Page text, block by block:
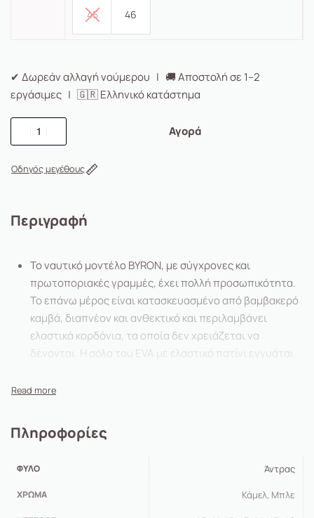
45 46
✔ Δωρεάν αλλαγή νούμερου | 🚚 Αποστολή σε 1–2
εργάσιμες | 🇬🇷 Ελληνικό κατάστημα
Αγορά
Οδηγός μεγέθους
Περιγραφή
Το ναυτικό μοντέλο BYRON, με σύγχρονες και
πρωτοποριακές γραμμές, έχει πολλή προσωπικότητα.
Το επάνω μέρος είναι κατασκευασμένο από βαμβακερό
καμβά, διαπνέον και ανθεκτικό και περιλαμβάνει
ελαστικά κορδόνια, τα οποία δεν χρειάζεται να
δένονται. Η σόλα του EVA με ελαστικό πατίνι εγγυάται
δίνει επιπλέον απορρόφηση κραδασμών που το κάνει
-100% βαμβακερό ύφασμα
επάνω μέρος -100% βαμβακερή υφασμάτινη επένδυση
πάτος EVA -Σόλα EVA + αντιολισθητικό λάστιχο
-Ελαστικά κορδόνια
Πληροφορίες
ΦΎΛΟ Άντρας
ΧΡΏΜΑ Κάμελ, Μπλε